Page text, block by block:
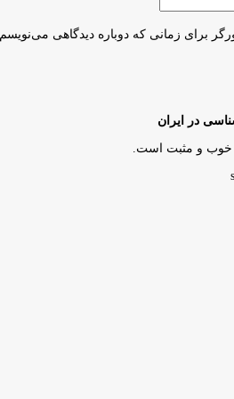
برای زمانی که دوباره دیدگاهی می‌نویسم.
در ایران
خوب و مثبت است.